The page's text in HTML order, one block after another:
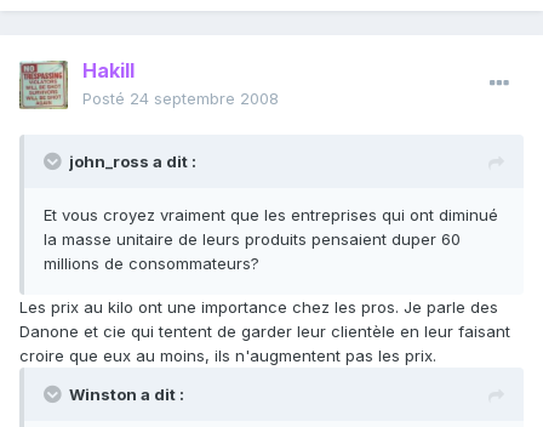
Hakill
Posté 24 septembre 2008
john_ross a dit :
Et vous croyez vraiment que les entreprises qui ont diminué
la masse unitaire de leurs produits pensaient duper 60
millions de consommateurs?
Les prix au kilo ont une importance chez les pros. Je parle des
Danone et cie qui tentent de garder leur clientèle en leur faisant
croire que eux au moins, ils n'augmentent pas les prix.
Winston a dit :